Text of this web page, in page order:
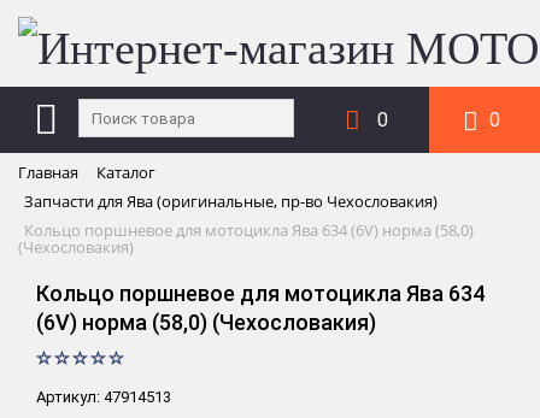
0 0
Главная
Каталог
Запчасти для Ява (оригинальные, пр-во Чехословакия)
Кольцо поршневое для мотоцикла Ява 634 (6V) норма (58,0)
(Чехословакия)
Кольцо поршневое для мотоцикла Ява 634
(6V) норма (58,0) (Чехословакия)
Артикул: 47914513